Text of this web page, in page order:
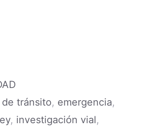
tránsito, emergencia,
, investigación vial,